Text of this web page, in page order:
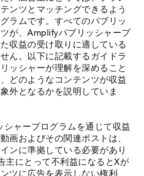
ンツとマッチングできるよう
ラムです。すべてのパブリッ
が、Amplifyパブリッシャープ
収益の受け取りに適している
ん。以下に記載するガイドラ
ッシャーが理解を深めること
どのようなコンテンツが収益
外となるかを説明していま
ャープログラムを通じて収益
画およびその関連ポストは、
ンに準拠している必要があり
主にとって不利益になるとXが
ツに広告を表示しない権利、